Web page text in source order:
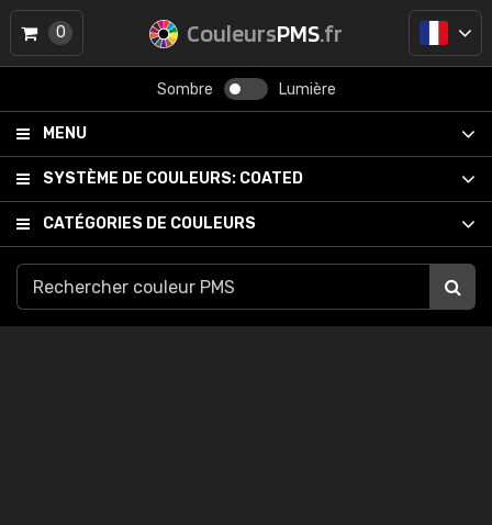
CouleursPMS.fr
Sombre Lumière
MENU
SYSTÈME DE COULEURS: COATED
CATÉGORIES DE COULEURS
0